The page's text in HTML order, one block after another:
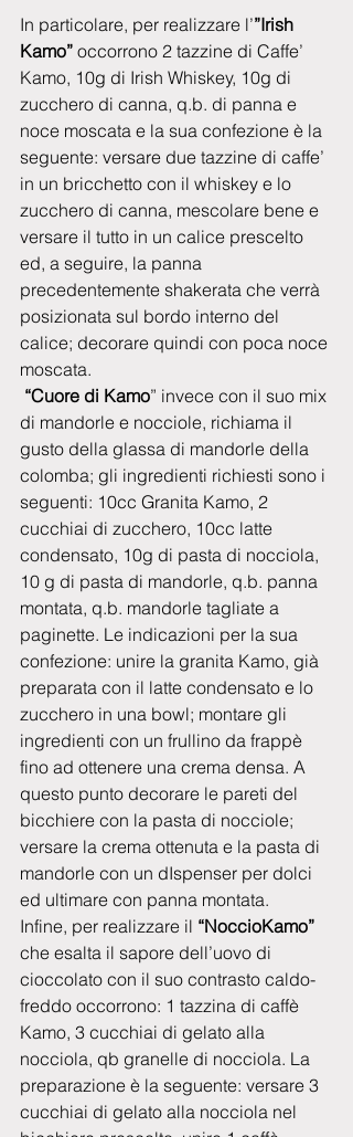
In particolare, per realizzare l’”Irish
Kamo” occorrono 2 tazzine di Caffe’
Kamo, 10g di Irish Whiskey, 10g di
zucchero di canna, q.b. di panna e
noce moscata e la sua confezione è la
seguente: versare due tazzine di caffe’
in un bricchetto con il whiskey e lo
zucchero di canna, mescolare bene e
versare il tutto in un calice prescelto
ed, a seguire, la panna
precedentemente shakerata che verrà
posizionata sul bordo interno del
calice; decorare quindi con poca noce
moscata.
“Cuore di Kamo” invece con il suo mix
di mandorle e nocciole, richiama il
gusto della glassa di mandorle della
colomba; gli ingredienti richiesti sono i
seguenti: 10cc Granita Kamo, 2
cucchiai di zucchero, 10cc latte
condensato, 10g di pasta di nocciola,
10 g di pasta di mandorle, q.b. panna
montata, q.b. mandorle tagliate a
paginette. Le indicazioni per la sua
confezione: unire la granita Kamo, già
preparata con il latte condensato e lo
zucchero in una bowl; montare gli
ingredienti con un frullino da frappè
fino ad ottenere una crema densa. A
questo punto decorare le pareti del
bicchiere con la pasta di nocciole;
versare la crema ottenuta e la pasta di
mandorle con un dIspenser per dolci
ed ultimare con panna montata.
Infine, per realizzare il “NoccioKamo”
che esalta il sapore dell’uovo di
cioccolato con il suo contrasto caldo-
freddo occorrono: 1 tazzina di caffè
Kamo, 3 cucchiai di gelato alla
nocciola, qb granelle di nocciola. La
preparazione è la seguente: versare 3
cucchiai di gelato alla nocciola nel